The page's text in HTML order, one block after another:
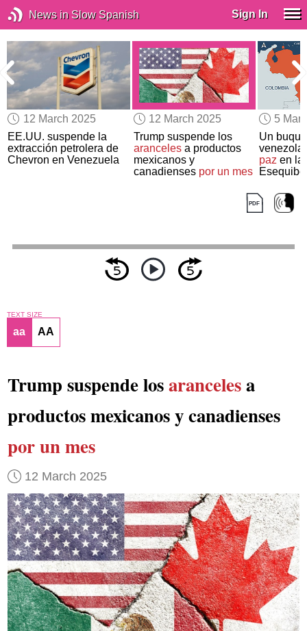
News in Slow Spanish Sign In
12 March 2025
EE.UU. suspende la
extracción petrolera de
Chevron en Venezuela
12 March 2025
Trump suspende los
arancelesa productos
mexicanos y
canadienses por un mes
5
Un
pazen la
Esequibo
TEXT SIZE
aa AA
Trump suspende losarancelesa
productos mexicanos y canadienses
por un mes
12 March 2025